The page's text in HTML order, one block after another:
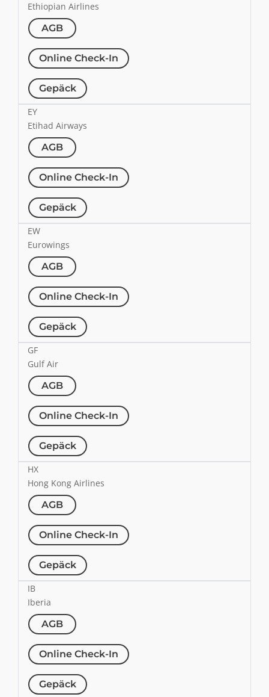
Ethiopian Airlines
AGB
Online Check-In
Gepäck
EY
Etihad Airways
AGB
Online Check-In
Gepäck
EW
Eurowings
AGB
Online Check-In
Gepäck
GF
Gulf Air
AGB
Online Check-In
Gepäck
HX
Hong Kong Airlines
AGB
Online Check-In
Gepäck
IB
Iberia
AGB
Online Check-In
Gepäck